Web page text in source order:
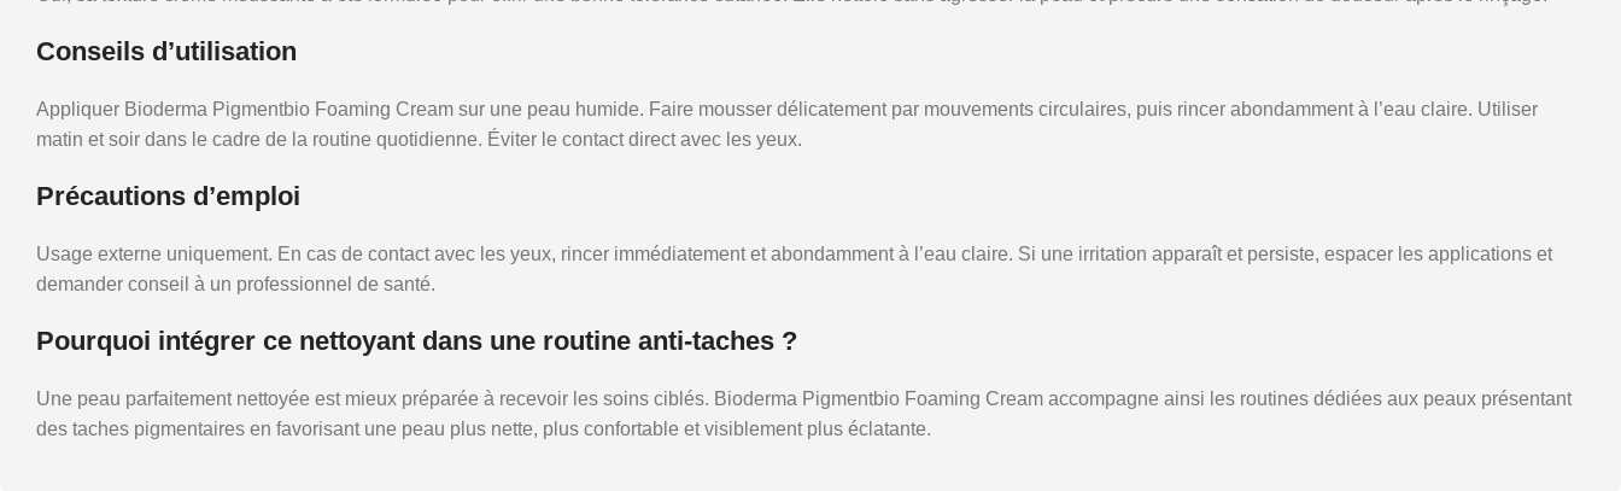
Conseils d’utilisation
Appliquer Bioderma Pigmentbio Foaming Cream sur une peau humide. Faire mousser délicatement par mouvements circulaires, puis rincer abondamment à l’eau claire. Utiliser
matin et soir dans le cadre de la routine quotidienne. Éviter le contact direct avec les yeux.
Précautions d’emploi
Usage externe uniquement. En cas de contact avec les yeux, rincer immédiatement et abondamment à l’eau claire. Si une irritation apparaît et persiste, espacer les applications et
demander conseil à un professionnel de santé.
Pourquoi intégrer ce nettoyant dans une routine anti-taches ?
Une peau parfaitement nettoyée est mieux préparée à recevoir les soins ciblés. Bioderma Pigmentbio Foaming Cream accompagne ainsi les routines dédiées aux peaux présentant
des taches pigmentaires en favorisant une peau plus nette, plus confortable et visiblement plus éclatante.